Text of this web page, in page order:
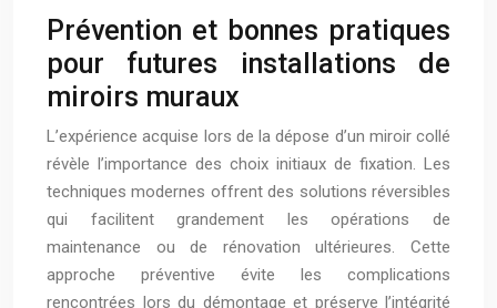
Prévention et bonnes pratiques
pour futures installations de
miroirs muraux
L’expérience acquise lors de la dépose d’un miroir collé
révèle l’importance des choix initiaux de fixation. Les
techniques modernes offrent des solutions réversibles
qui facilitent grandement les opérations de
maintenance ou de rénovation ultérieures. Cette
approche préventive évite les complications
rencontrées lors du démontage et préserve l’intégrité